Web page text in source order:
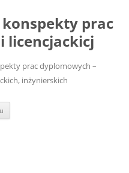
prac
licencjackicj
prac dyplomowych –
inżynierskich